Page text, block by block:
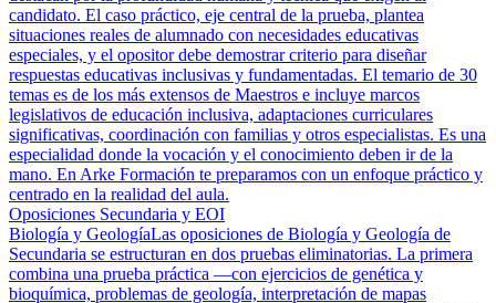
candidato. El caso práctico, eje central de la prueba, plantea
situaciones reales de alumnado con necesidades educativas
especiales, y el opositor debe demostrar criterio para diseñar
respuestas educativas inclusivas y fundamentadas. El temario de 30
temas es de los más extensos de Maestros e incluye marcos
legislativos de educación inclusiva, adaptaciones curriculares
significativas, coordinación con familias y otros especialistas. Es una
especialidad donde la vocación y el conocimiento deben ir de la
mano. En Arke Formación te preparamos con un enfoque práctico y
centrado en la realidad del aula.
Oposiciones Secundaria y EOI
Biología y GeologíaLas oposiciones de Biología y Geología de
Secundaria se estructuran en dos pruebas eliminatorias. La primera
combina una prueba práctica —con ejercicios de genética y
bioquímica, problemas de geología, interpretación de mapas